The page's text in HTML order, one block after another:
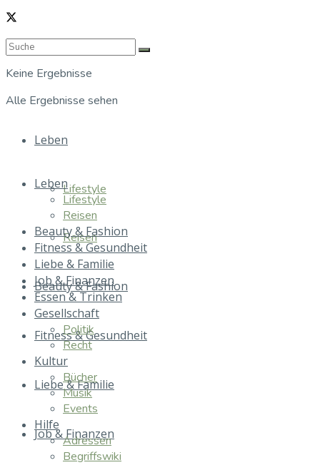
Keine Ergebnisse
Alle Ergebnisse sehen
Leben
Lifestyle
Reisen
Beauty & Fashion
Fitness & Gesundheit
Liebe & Familie
Job & Finanzen
Leben
Lifestyle
Reisen
Beauty & Fashion
Fitness & Gesundheit
Liebe & Familie
Job & Finanzen
Essen & Trinken
Gesellschaft
Politik
Recht
Kultur
Bücher
Musik
Events
Hilfe
Adressen
Begriffswiki